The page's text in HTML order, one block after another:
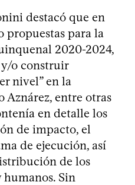
destacó que en
propuestas para la
2020-2024,
o construir
nivel” en la
entre otras
en detalle los
de impacto, el
de ejecución, así
de los
humanos. Sin